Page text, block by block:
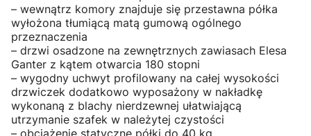
– wewnątrz komory znajduje się przestawna półka
wyłożona tłumiącą matą gumową ogólnego
przeznaczenia
– drzwi osadzone na zewnętrznych zawiasach Elesa
Ganter z kątem otwarcia 180 stopni
– wygodny uchwyt profilowany na całej wysokości
drzwiczek dodatkowo wyposażony w nakładkę
wykonaną z blachy nierdzewnej ułatwiającą
utrzymanie szafek w należytej czystości